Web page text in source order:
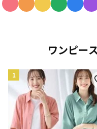
ワンピー
1